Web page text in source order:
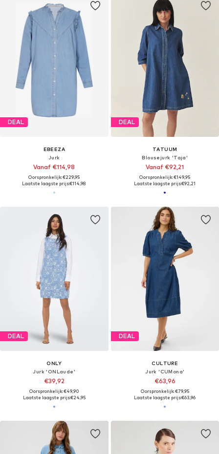
DEAL
EBEEZA
Jurk
Vanaf €114,98
Oorspronkelijk: €229,95
Laatste laagste prijs:€114,98
DEAL
TATUUM
Blousejurk 'Taja'
Vanaf €92,21
Oorspronkelijk: €149,95
Laatste laagste prijs:€92,21
DEAL
ONLY
Jurk 'ONLaude'
€39,92
Oorspronkelijk: €49,90
Laatste laagste prijs:€24,95
DEAL
CULTURE
Jurk 'CUMona'
€63,96
Oorspronkelijk: €79,95
Laatste laagste prijs:€63,96